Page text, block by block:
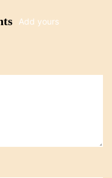
Add yours